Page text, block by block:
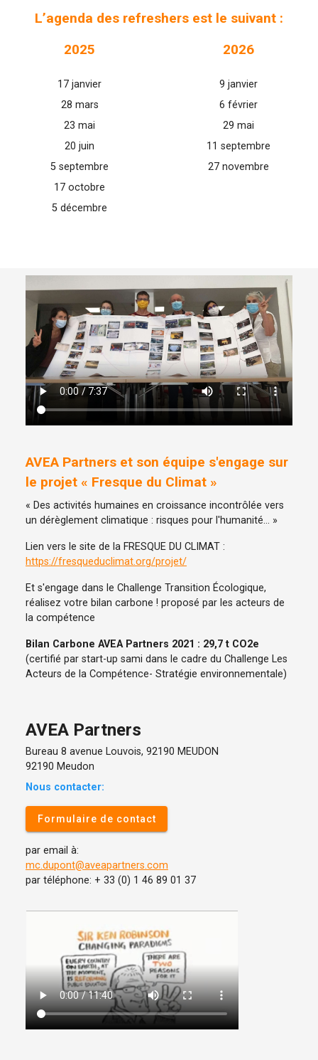
L’agenda des refreshers est le suivant :
2025
2026
17 janvier
28 mars
23 mai
20 juin
5 septembre
17 octobre
5 décembre
9 janvier
6 février
29 mai
11 septembre
27 novembre
AVEA Partners et son équipe s'engage sur
le projet « Fresque du Climat »
« Des activités humaines en croissance incontrôlée vers
un dérèglement climatique : risques pour l'humanité… »
Lien vers le site de la FRESQUE DU CLIMAT :
https://fresqueduclimat.org/projet/
Et s'engage dans le Challenge Transition Écologique,
réalisez votre bilan carbone ! proposé par les acteurs de
la compétence
Bilan Carbone AVEA Partners 2021 : 29,7 t CO2e
(certifié par start-up sami dans le cadre du Challenge Les
Acteurs de la Compétence- Stratégie environnementale)
AVEA Partners
Bureau 8 avenue Louvois, 92190 MEUDON
92190 Meudon
Nous contacter:
Formulaire de contact
par email à:
mc.dupont@aveapartners.com
par téléphone: + 33 (0) 1 46 89 01 37